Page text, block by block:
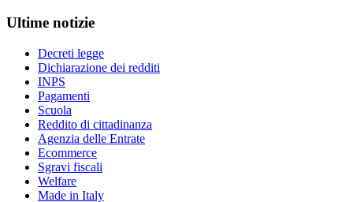
Ultime notizie
Decreti legge
Dichiarazione dei redditi
INPS
Pagamenti
Scuola
Reddito di cittadinanza
Agenzia delle Entrate
Ecommerce
Sgravi fiscali
Welfare
Made in Italy